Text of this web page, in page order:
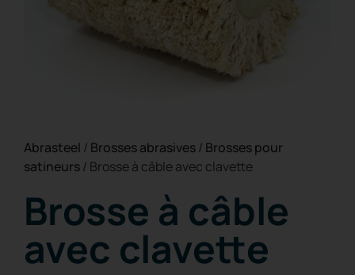
Abrasteel / Brosses abrasives/ Brosses pour
satineurs/ Brosse à câble avec clavette
Brosse à câble
avec clavette